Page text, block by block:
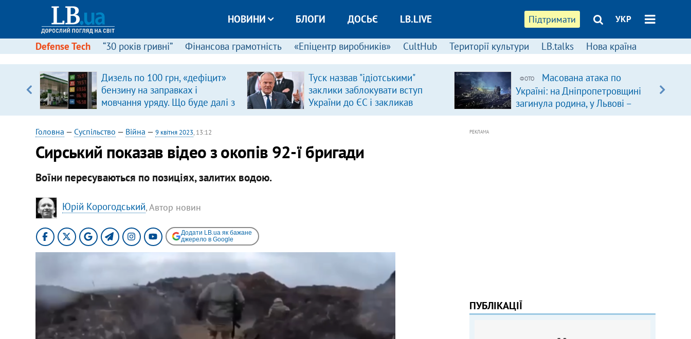
Підтримати УКР
НОВИНИ БЛОГИ ДОСЬЄ LB.LIVE
Defense Tech “30 років гривні” Фінансова грамотність «Епіцентр виробників» CultHub Території культури LB.talks Нова країна
Дизель по 100 грн, «дефіцит»
бензину на заправках і
мовчання уряду. Що буде далі з
цінами на пальне?
Туск назвав "ідіотськими"
заклики заблокувати вступ
України до ЄС і закликав
припинити антиукраїнську
ФОТО
Масована атака по
Україні: на Дніпропетровщині
загинула родина, у Львові –
удар по багатоповерхівках
Головна — Суспільство — Війна — 9 квітня 2023, 13:12
Сирський показав відео з окопів 92-ї бригади
Воїни пересуваються по позиціях, залитих водою.
Юрій Корогодський, Автор новин
Додати LB.ua як бажане
джерело в Google
РЕКЛАМА
ПУБЛІКАЦІЇ